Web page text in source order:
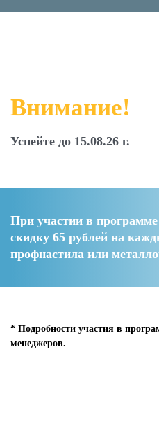
Внимание!
Успейте до 15.08.26 г.
При участии в
скидку 65 рублей на
профнастила или
* Подробности участия в
менеджеров.